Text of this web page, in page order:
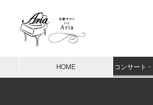
HOME コンサート